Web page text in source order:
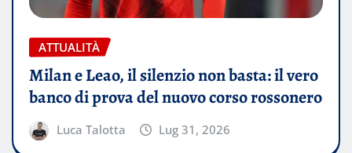
ATTUALITÀ
Milan e Leao, il silenzio non basta: il vero
banco di prova del nuovo corso rossonero
Luca Talotta Lug 31, 2026